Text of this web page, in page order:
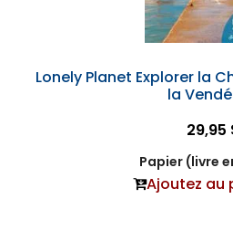
Lonely Planet Explorer la
la
29,95
Papier (livre
Ajoutez au